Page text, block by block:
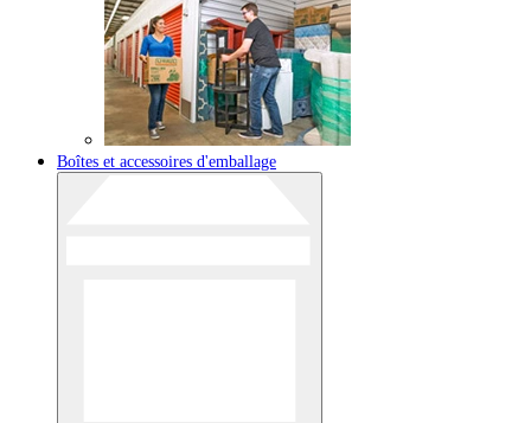
Boîtes et accessoires d'emballage